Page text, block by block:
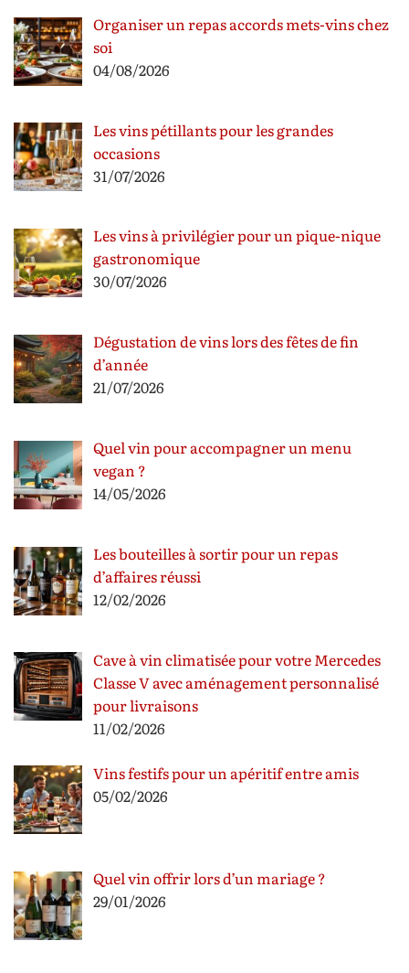
Organiser un repas accords mets-vins chez
soi
04/08/2026
Les vins pétillants pour les grandes
occasions
31/07/2026
Les vins à privilégier pour un pique-nique
gastronomique
30/07/2026
Dégustation de vins lors des fêtes de fin
d’année
21/07/2026
Quel vin pour accompagner un menu
vegan ?
14/05/2026
Les bouteilles à sortir pour un repas
d’affaires réussi
12/02/2026
Cave à vin climatisée pour votre Mercedes
Classe V avec aménagement personnalisé
pour livraisons
11/02/2026
Vins festifs pour un apéritif entre amis
05/02/2026
Quel vin offrir lors d’un mariage ?
29/01/2026